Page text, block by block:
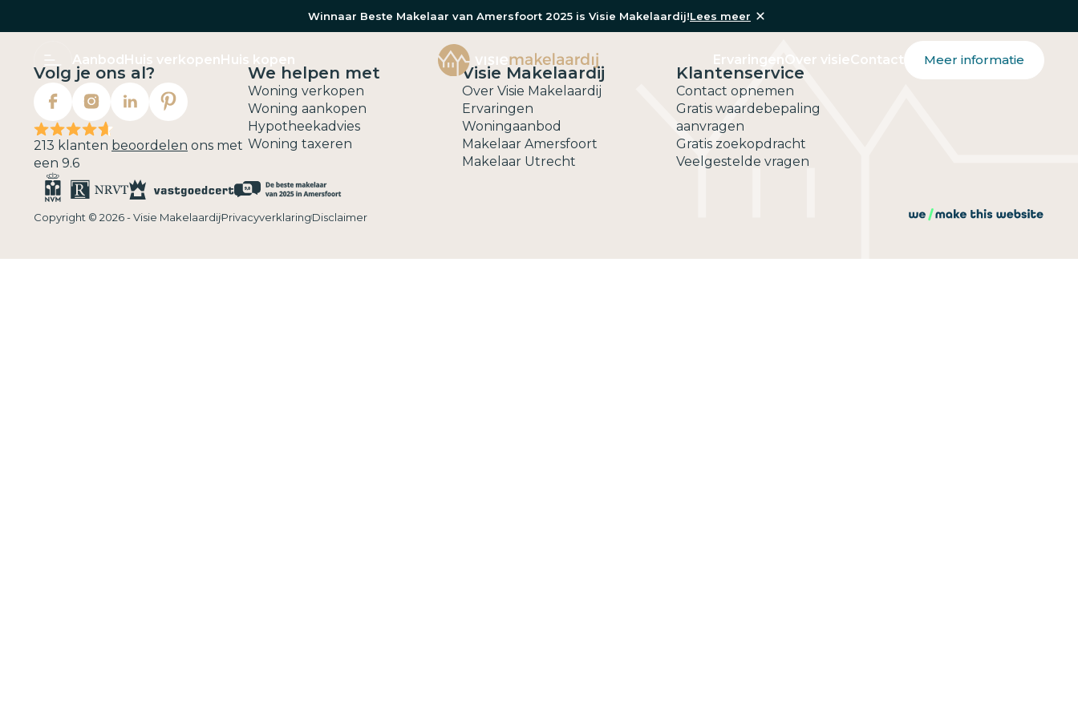
Winnaar Beste Makelaar van Amersfoort 2025 is Visie Makelaardij!Lees meer
AanbodHuis verkopenHuis kopen ErvaringenOver visieContact Meer informatie
Volg je ons al?
213 klanten beoordelen ons met
een 9.6
We helpen met
Woning verkopen
Woning aankopen
Hypotheekadvies
Woning taxeren
Visie Makelaardij
Over Visie Makelaardij
Ervaringen
Woningaanbod
Makelaar Amersfoort
Makelaar Utrecht
Klantenservice
Contact opnemen
Gratis waardebepaling
aanvragen
Gratis zoekopdracht
Veelgestelde vragen
Copyright © 2026 - Visie MakelaardijPrivacyverklaringDisclaimer